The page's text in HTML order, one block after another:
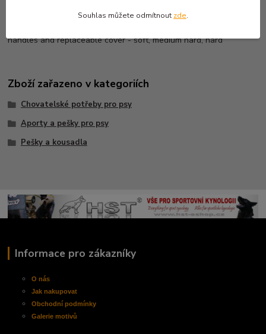
Bite Wedge juta with hard
handles and replaceable cover - soft, medium hard, hard
Zboží zařazeno v kategoriích
Chovatelské potřeby pro psy
Aporty a pešky pro psy
Pešky a kousadla
Informace pro zákazníky
O nás
Jak nakupovat
Obchodnípodmínky
Galerie motivů
Souhlas můžete odmítnout zde.